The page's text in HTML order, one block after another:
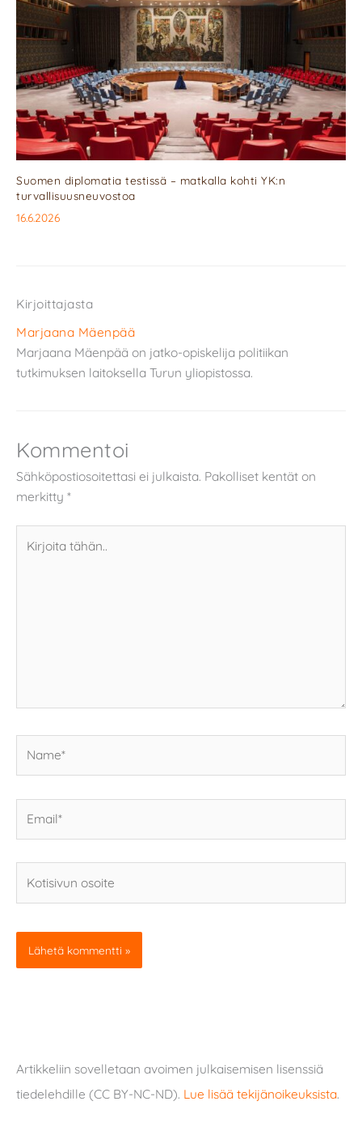
Suomen diplomatia testissä – matkalla kohti YK:n
turvallisuusneuvostoa
16.6.2026
Kirjoittajasta
Marjaana Mäenpää
Marjaana Mäenpää on jatko-opiskelija politiikan
tutkimuksen laitoksella Turun yliopistossa.
Kommentoi
Sähköpostiosoitettasi ei julkaista. Pakolliset kentät on
merkitty *
tähän..
osoite
Artikkeliin sovelletaan avoimen julkaisemisen lisenssiä
tiedelehdille (CC BY-NC-ND). Lue lisää tekijänoikeuksista.